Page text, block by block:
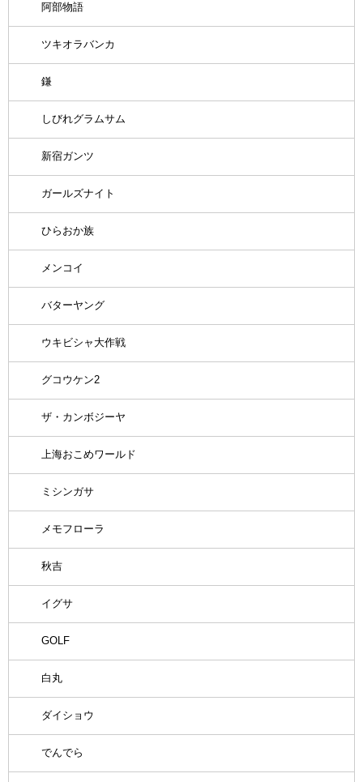
阿部物語
ツキオラバンカ
鎌
しびれグラムサム
新宿ガンツ
ガールズナイト
ひらおか族
メンコイ
バターヤング
ウキビシャ大作戦
グコウケン2
ザ・カンボジーヤ
上海おこめワールド
ミシンガサ
メモフローラ
秋吉
イグサ
GOLF
白丸
ダイショウ
でんでら